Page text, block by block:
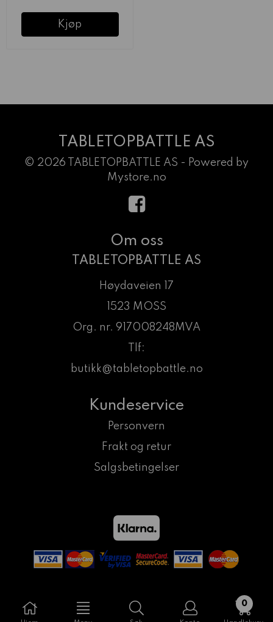
0
Kjøp
TABLETOPBATTLE AS
© 2026 TABLETOPBATTLE AS - Powered by
Mystore.no
Om oss
TABLETOPBATTLE AS
Høydaveien 17
1523 MOSS
Org. nr. 917008248MVA
Tlf:
butikk@tabletopbattle.no
Kundeservice
Personvern
Frakt og retur
Salgsbetingelser